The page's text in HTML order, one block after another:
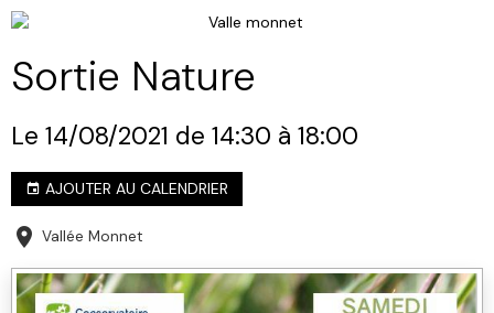
Sortie Nature
Le 14/08/2021 de 14:30 à 18:00
AJOUTER AU CALENDRIER
Vallée Monnet